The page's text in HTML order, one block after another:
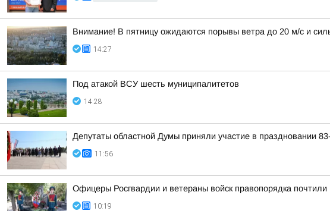
Внимание! В пятницу ожидаются порывы ветра до 20 м/с и
14:27
Под атакой ВСУ шесть муниципалитетов
14:28
Депутаты областной Думы приняли участие в праздновании
11:56
Офицеры Росгвардии и ветераны войск правопорядка
10:19